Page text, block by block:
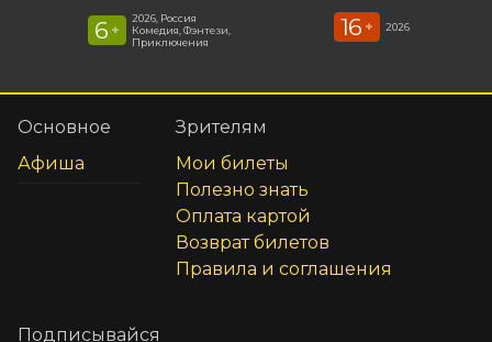
6 +
2026, Россия
Комедия, Фэнтези,
Приключения
16 + 2026
Основное
Афиша
Зрителям
Мои билеты
Полезно знать
Оплата картой
Возврат билетов
Правила и соглашения
Подписывайся